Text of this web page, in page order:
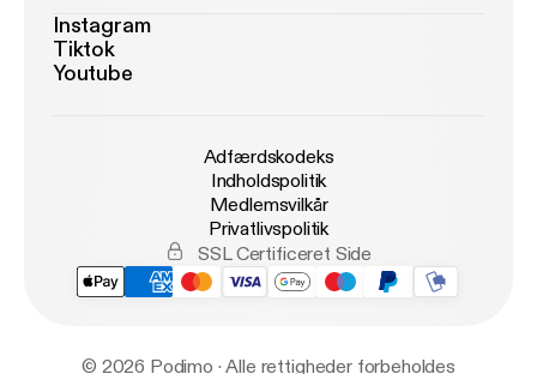
Instagram
Tiktok
Youtube
Adfærdskodeks
Indholdspolitik
Medlemsvilkår
Privatlivspolitik
SSL Certificeret Side
© 2026 Podimo · Alle rettigheder forbeholdes